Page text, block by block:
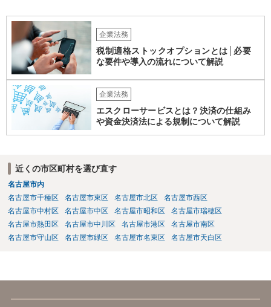
企業法務
税制適格ストックオプションとは│必要
な要件や導入の流れについて解説
企業法務
エスクローサービスとは？決済の仕組み
や資金決済法による規制について解説
近くの市区町村を選び直す
名古屋市内
名古屋市千種区
名古屋市東区 名古屋市北区
名古屋市西区
名古屋市中村区
名古屋市中区 名古屋市昭和区
名古屋市瑞穂区
名古屋市熱田区
名古屋市中川区 名古屋市港区
名古屋市南区
名古屋市守山区
名古屋市緑区 名古屋市名東区 名古屋市天白区